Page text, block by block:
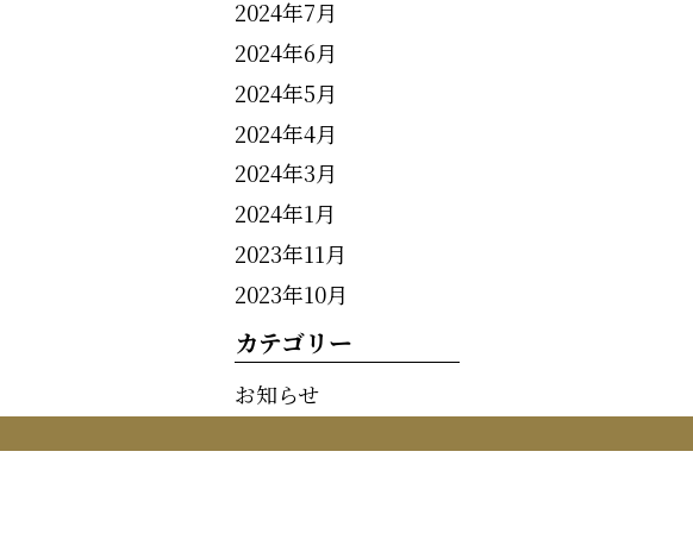
2024年7月
2024年6月
2024年5月
2024年4月
2024年3月
2024年1月
2023年11月
2023年10月
カテゴリー
お知らせ